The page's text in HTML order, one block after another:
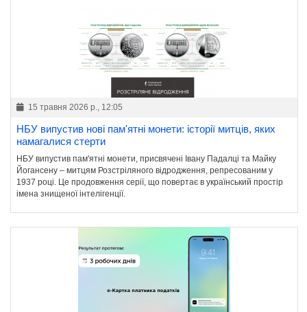
15 травня 2026 р., 12:05
НБУ випустив нові пам'ятні монети: історії митців, яких
намагалися стерти
НБУ випустив пам'ятні монети, присвячені Івану Падалці та Майку
Йогансену – митцям Розстріляного відродження, репресованим у
1937 році. Це продовження серії, що повертає в український простір
імена знищеної інтелігенції.